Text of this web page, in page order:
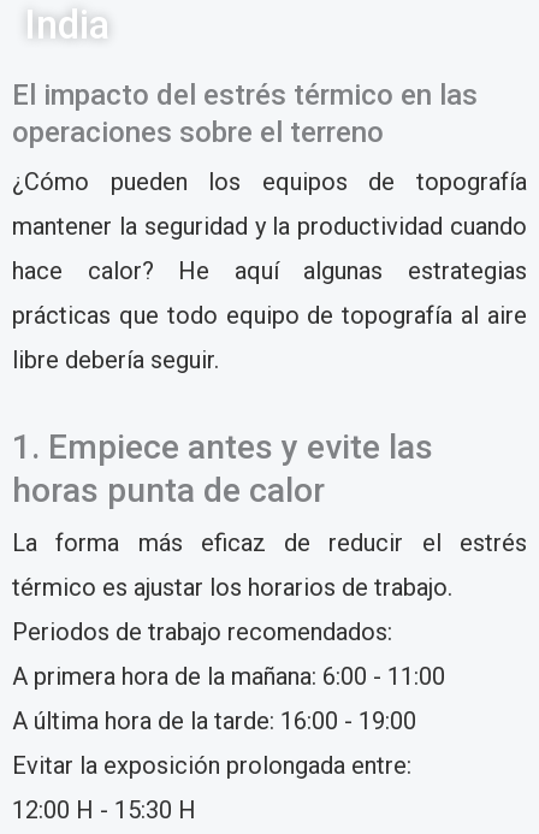
India
El impacto del estrés térmico en las
operaciones sobre el terreno
¿Cómo pueden los equipos de topografía
mantener la seguridad y la productividad cuando
hace calor? He aquí algunas estrategias
prácticas que todo equipo de topografía al aire
libre debería seguir.
1. Empiece antes y evite las
horas punta de calor
La forma más eficaz de reducir el estrés
térmico es ajustar los horarios de trabajo.
Periodos de trabajo recomendados:
A primera hora de la mañana: 6:00 - 11:00
A última hora de la tarde: 16:00 - 19:00
Evitar la exposición prolongada entre:
12:00 H - 15:30 H